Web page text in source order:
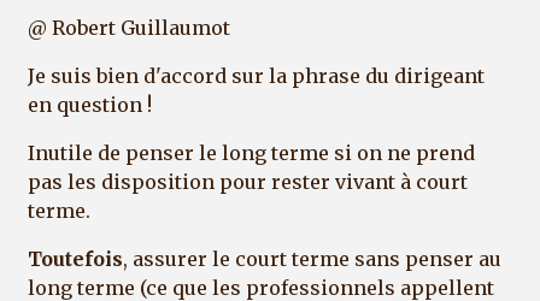
@ Robert Guillaumot
Je suis bien d'accord sur la phrase du dirigeant
en question !
Inutile de penser le long terme si on ne prend
pas les disposition pour rester vivant à court
terme.
Toutefois, assurer le court terme sans penser au
long terme (ce que les professionnels appellent